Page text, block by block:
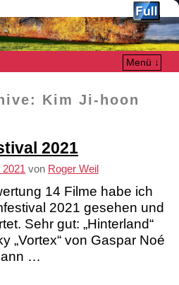
Menü ↓
Kim Ji-hoon
2021
2021 von Roger Weil
14 Filme habe ich
2021 gesehen und
Sehr gut: „Hinterland“
„Vortex“ von Gaspar Noé
…